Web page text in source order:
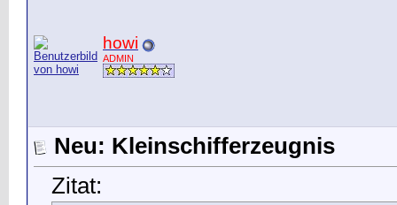
howi
ADMIN
Neu: Kleinschifferzeugnis
Zitat: